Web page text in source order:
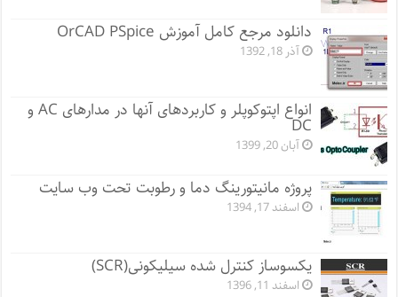
دانلود مرجع کامل آموزش OrCAD PSpice
آذر 18, 1392
انواع اپتوکوپلر و کاربردهای آنها در مدارهای AC و
DC
آبان 20, 1399
پروژه مانيتورينگ دما و رطوبت تحت وب سایت
اسفند 17, 1394
یکسوساز کنترل شده سیلیکونی(SCR)
اسفند 11, 1396